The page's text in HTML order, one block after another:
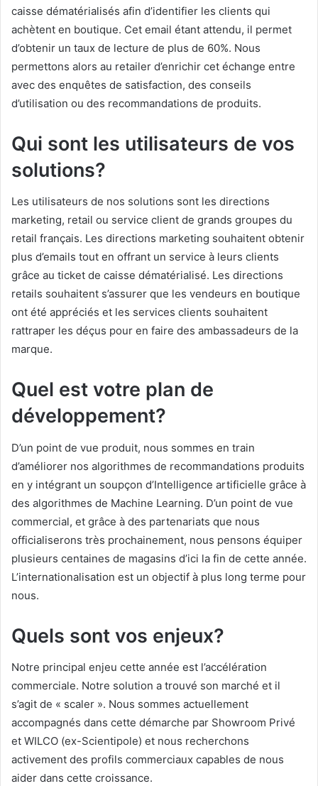
caisse dématérialisés afin d’identifier les clients qui
achètent en boutique. Cet email étant attendu, il permet
d’obtenir un taux de lecture de plus de 60%. Nous
permettons alors au retailer d’enrichir cet échange entre
avec des enquêtes de satisfaction, des conseils
d’utilisation ou des recommandations de produits.
Qui sont les utilisateurs de vos
solutions?
Les utilisateurs de nos solutions sont les directions
marketing, retail ou service client de grands groupes du
retail français. Les directions marketing souhaitent obtenir
plus d’emails tout en offrant un service à leurs clients
grâce au ticket de caisse dématérialisé. Les directions
retails souhaitent s’assurer que les vendeurs en boutique
ont été appréciés et les services clients souhaitent
rattraper les déçus pour en faire des ambassadeurs de la
marque.
Quel est votre plan de
développement?
D’un point de vue produit, nous sommes en train
d’améliorer nos algorithmes de recommandations produits
en y intégrant un soupçon d’Intelligence artificielle grâce à
des algorithmes de Machine Learning. D’un point de vue
commercial, et grâce à des partenariats que nous
officialiserons très prochainement, nous pensons équiper
plusieurs centaines de magasins d’ici la fin de cette année.
L’internationalisation est un objectif à plus long terme pour
nous.
Quels sont vos enjeux?
Notre principal enjeu cette année est l’accélération
commerciale. Notre solution a trouvé son marché et il
s’agit de « scaler ». Nous sommes actuellement
accompagnés dans cette démarche par Showroom Privé
et WILCO (ex-Scientipole) et nous recherchons
activement des profils commerciaux capables de nous
aider dans cette croissance.